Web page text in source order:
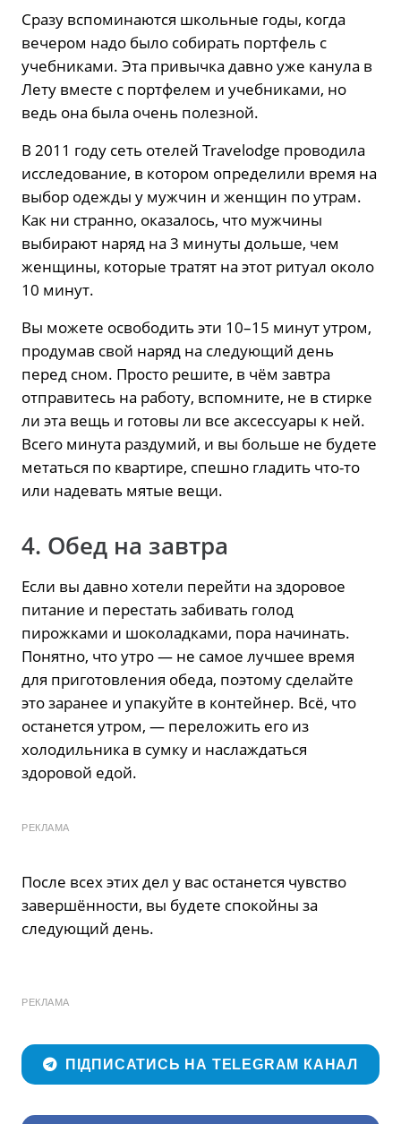
Сразу вспоминаются школьные годы, когда
вечером надо было собирать портфель с
учебниками. Эта привычка давно уже канула в
Лету вместе с портфелем и учебниками, но
ведь она была очень полезной.
В 2011 году сеть отелей Travelodge проводила
исследование, в котором определили время на
выбор одежды у мужчин и женщин по утрам.
Как ни странно, оказалось, что мужчины
выбирают наряд на 3 минуты дольше, чем
женщины, которые тратят на этот ритуал около
10 минут.
Вы можете освободить эти 10–15 минут утром,
продумав свой наряд на следующий день
перед сном. Просто решите, в чём завтра
отправитесь на работу, вспомните, не в стирке
ли эта вещь и готовы ли все аксессуары к ней.
Всего минута раздумий, и вы больше не будете
метаться по квартире, спешно гладить что-то
или надевать мятые вещи.
4. Обед на завтра
Если вы давно хотели перейти на здоровое
питание и перестать забивать голод
пирожками и шоколадками, пора начинать.
Понятно, что утро — не самое лучшее время
для приготовления обеда, поэтому сделайте
это заранее и упакуйте в контейнер. Всё, что
останется утром, — переложить его из
холодильника в сумку и наслаждаться
здоровой едой.
РЕКЛАМА
После всех этих дел у вас останется чувство
завершённости, вы будете спокойны за
следующий день.
РЕКЛАМА
ПІДПИСАТИСЬ НА TELEGRAM КАНАЛ